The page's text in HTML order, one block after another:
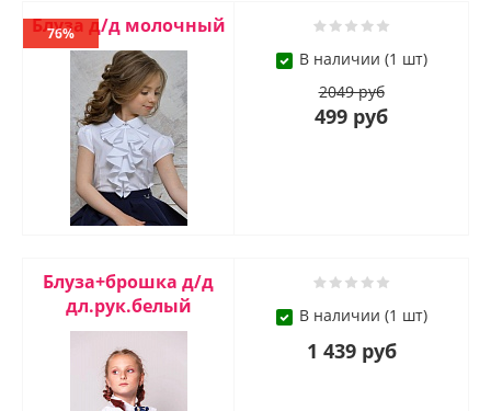
Блуза д/д молочный
76%
В наличии (1 шт)
2049 руб
499 руб
Блуза+брошка д/д
дл.рук.белый
В наличии (1 шт)
1 439 руб